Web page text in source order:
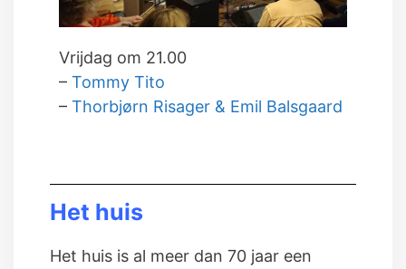
Vrijdag om 21.00
– Tommy Tito
– Thorbjørn Risager & Emil Balsgaard
Het huis
Het huis is al meer dan 70 jaar een